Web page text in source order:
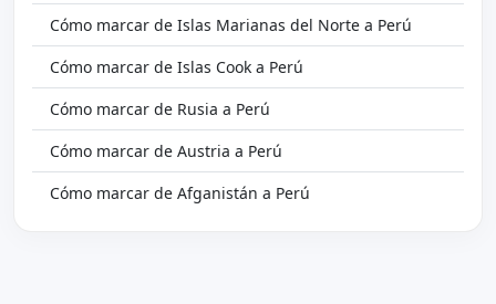
Cómo marcar de Islas Marianas del Norte a Perú
Cómo marcar de Islas Cook a Perú
Cómo marcar de Rusia a Perú
Cómo marcar de Austria a Perú
Cómo marcar de Afganistán a Perú